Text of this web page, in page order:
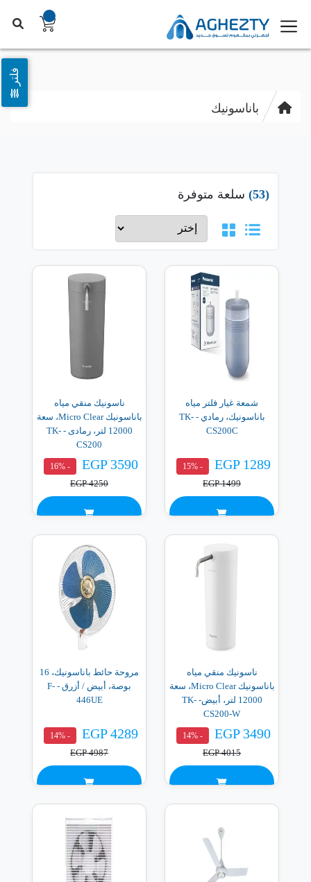
باناسونيك
فلتر
(53) سلعة متوفرة
شمعة غيار فلتر مياه
باناسونيك، رمادي - TK-
CS200C
EGP 1289
- 15%
EGP 1499
ناسونيك منقي مياه
باناسونيك Micro Clear، سعة
12000 لتر، رمادى - TK-
CS200
EGP 3590
- 16%
EGP 4250
ناسونيك منقي مياه
باناسونيك Micro Clear، سعة
12000 لتر، أبيض- TK-
CS200-W
EGP 3490
- 14%
EGP 4015
مروحة حائط باناسونيك، 16
بوصة، أبيض / أزرق - F-
446UE
EGP 4289
- 14%
EGP 4987